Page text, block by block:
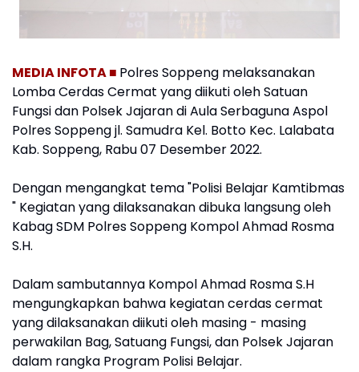
MEDIA INFOTA ■ Polres Soppeng melaksanakan
Lomba Cerdas Cermat yang diikuti oleh Satuan
Fungsi dan Polsek Jajaran di Aula Serbaguna Aspol
Polres Soppeng jl. Samudra Kel. Botto Kec. Lalabata
Kab. Soppeng, Rabu 07 Desember 2022.
Dengan mengangkat tema "Polisi Belajar Kamtibmas
" Kegiatan yang dilaksanakan dibuka langsung oleh
Kabag SDM Polres Soppeng Kompol Ahmad Rosma
S.H.
Dalam sambutannya Kompol Ahmad Rosma S.H
mengungkapkan bahwa kegiatan cerdas cermat
yang dilaksanakan diikuti oleh masing - masing
perwakilan Bag, Satuang Fungsi, dan Polsek Jajaran
dalam rangka Program Polisi Belajar.